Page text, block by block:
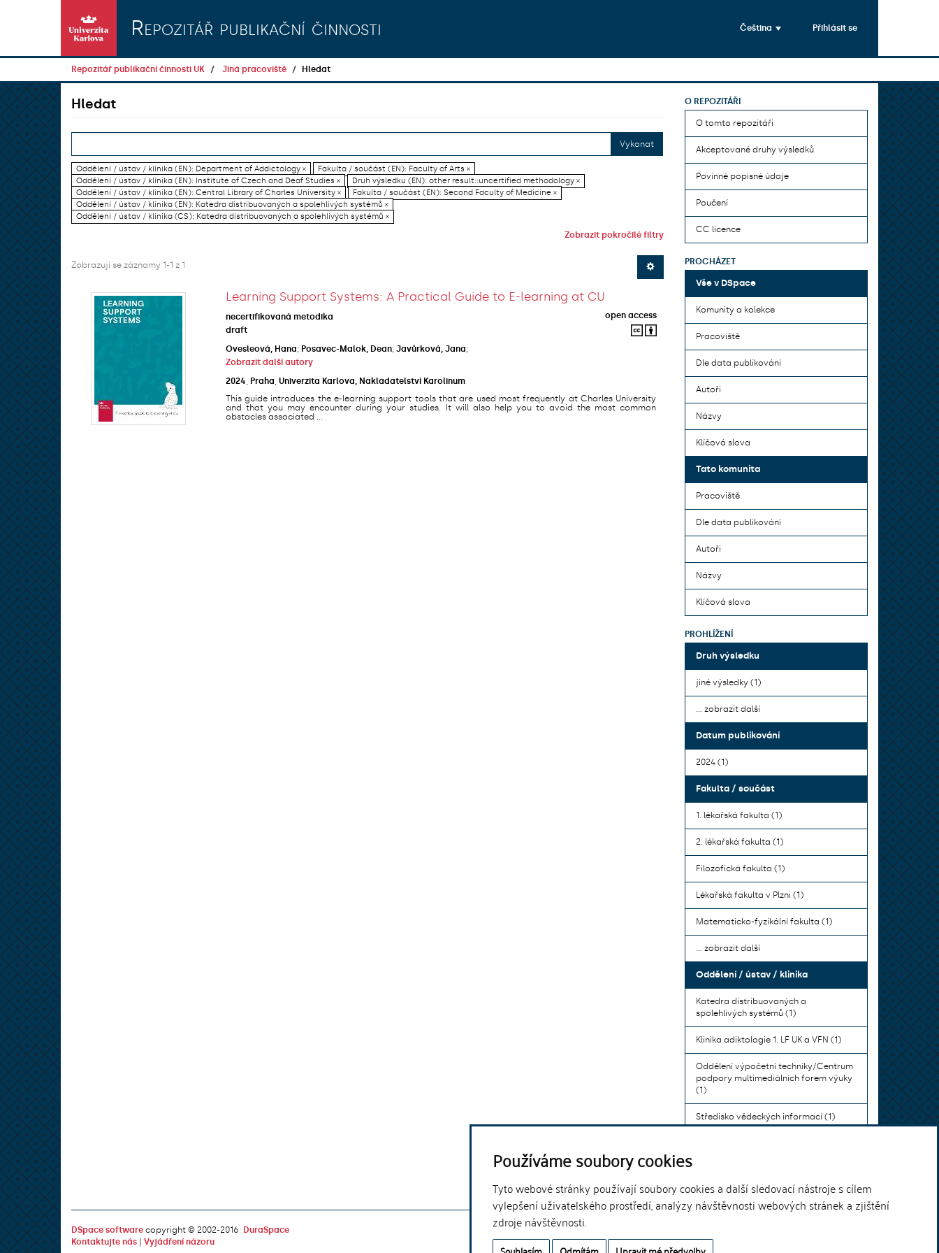
Používáme soubory cookies
Tyto webové stránky používají soubory cookies a další sledovací nástroje s cílem
vylepšení uživatelského prostředí, analýzy návštěvnosti webových stránek a zjištění
zdroje návštěvnosti.
Repozitář publikační činnosti Čeština Přihlásit se
Repozitář publikační činnosti UK Jiná pracoviště Hledat
Hledat
Vykonat
Oddělení / ústav / klinika (EN): Department of Addictology ×
Fakulta / součást (EN): Faculty of Arts ×
Oddělení / ústav / klinika (EN): Institute of Czech and Deaf Studies ×
Druh výsledku (EN): other result::uncertified methodology ×
Oddělení / ústav / klinika (EN): Central Library of Charles University ×
Fakulta / součást (EN): Second Faculty of Medicine ×
Oddělení / ústav / klinika (EN): Katedra distribuovaných a spolehlivých systémů ×
Oddělení / ústav / klinika (CS): Katedra distribuovaných a spolehlivých systémů ×
Zobrazit pokročilé filtry
Zobrazují se záznamy 1-1 z 1
Learning Support Systems: A Practical Guide to E-learning at CU
necertifikovaná metodika
open access
draft
Ovesleová, Hana; Posavec-Malok, Dean; Javůrková, Jana;
Zobrazit další autory
2024
Praha Univerzita Karlova, Nakladatelství Karolinum
This guide introduces the e-learning support tools that are used most frequently at Charles University
and that you may encounter during your studies. It will also help you to avoid the most common
obstacles associated ...
O REPOZITÁŘI
O tomto repozitáři
Akceptované druhy výsledků
Povinné popisné údaje
Poučení
CC licence
PROCHÁZET
Vše v DSpace
Komunity a kolekce
Pracoviště
Dle data publikování
Autoři
Názvy
Klíčová slova
Tato komunita
Pracoviště
Dle data publikování
Autoři
Názvy
Klíčová slova
PROHLÍŽENÍ
Druh výsledku
jiné výsledky (1)
... zobrazit další
Datum publikování
2024 (1)
Fakulta / součást
1. lékařská fakulta (1)
2. lékařská fakulta (1)
Filozofická fakulta (1)
Lékařská fakulta v Plzni (1)
Matematicko-fyzikální fakulta (1)
... zobrazit další
Oddělení / ústav / klinika
Katedra distribuovaných a
spolehlivých systémů (1)
Klinika adiktologie 1. LF UK a VFN (1)
Oddělení výpočetní techniky/Centrum
podpory multimediálních forem výuky
(1)
Středisko vědeckých informací (1)
DSpace software copyright © 2002-2016
DuraSpace
Kontaktujte nás
Vyjádření názoru